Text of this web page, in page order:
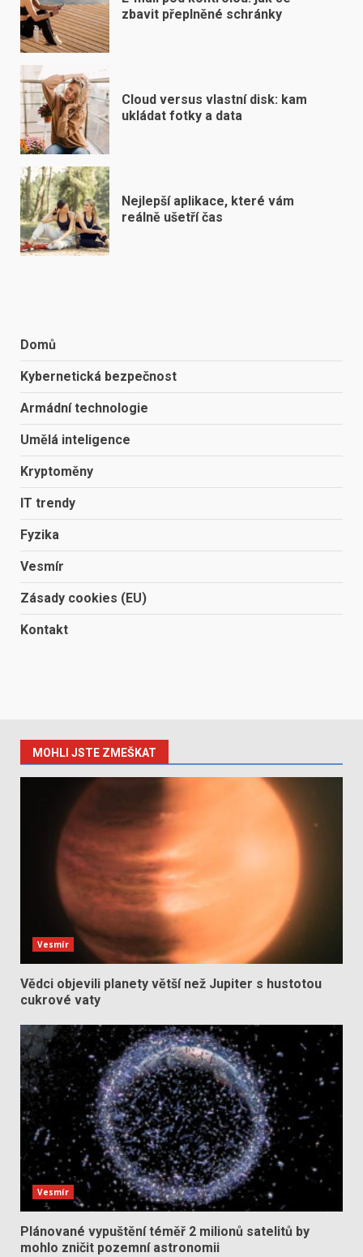
zbavit přeplněné schránky
Cloud versus vlastní disk: kam
ukládat fotky a data
Nejlepší aplikace, které vám
reálně ušetří čas
Domů
Kybernetická bezpečnost
Armádní technologie
Umělá inteligence
Kryptoměny
IT trendy
Fyzika
Vesmír
Zásady cookies (EU)
Kontakt
MOHLI JSTE ZMEŠKAT
Vesmír
Vědci objevili planety větší než Jupiter s hustotou
cukrové vaty
Vesmír
Plánované vypuštění téměř 2 milionů satelitů by
mohlo zničit pozemní astronomii